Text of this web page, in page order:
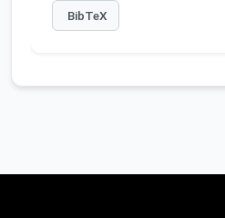
BibTeX